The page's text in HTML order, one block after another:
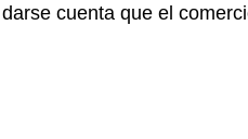
cuenta que el